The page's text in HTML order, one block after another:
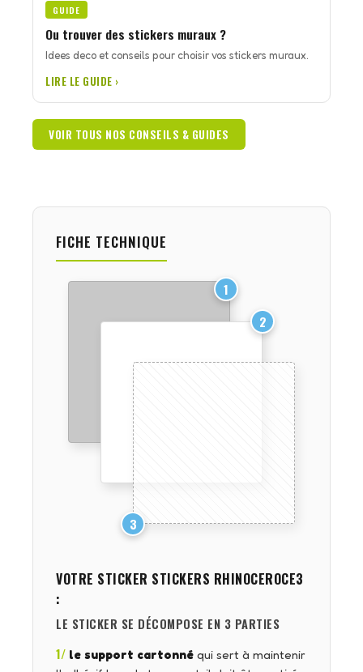
GUIDE
Ou trouver des stickers muraux ?
Idees deco et conseils pour choisir vos stickers muraux.
LIRE LE GUIDE ›
VOIR TOUS NOS CONSEILS & GUIDES
FICHE TECHNIQUE
1
2
3
VOTRE STICKER STICKERS RHINOCEROCE3
:
LE STICKER SE DÉCOMPOSE EN 3 PARTIES
1/ le support cartonné qui sert à maintenir